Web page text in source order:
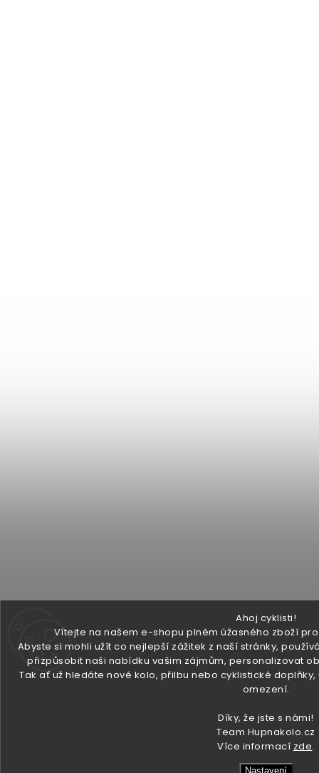
Ahoj cyklisti!
Vítejte na našem e-shopu plném úžasného zboží
Abyste si mohli užít co nejlepší zážitek z naší stránky,
přizpůsobit naši nabídku vašim zájmům, personalizovat
Tak ať už hledáte nové kolo, přilbu nebo cyklistické
omezení.
Díky, že jste s námi!
Team Hupnakolo.cz
Více informací zde.
Nastavení